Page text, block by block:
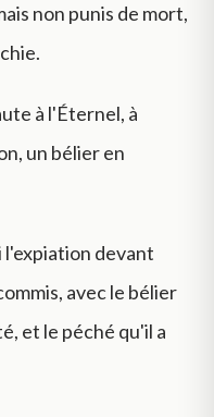
non punis de mort,
à l'Éternel, à
un bélier en
devant
avec le bélier
et le péché qu'il a